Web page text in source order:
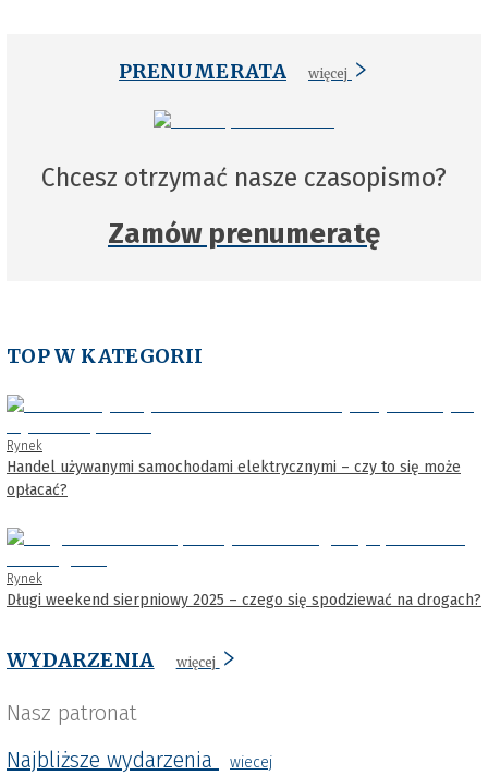
PRENUMERATA więcej
Chcesz otrzymać nasze czasopismo?
Zamów prenumeratę
TOP W KATEGORII
Rynek
Handel używanymi samochodami elektrycznymi – czy to się może
opłacać?
Rynek
Długi weekend sierpniowy 2025 – czego się spodziewać na drogach?
WYDARZENIA więcej
Nasz patronat
Najbliższe wydarzenia
wiecej